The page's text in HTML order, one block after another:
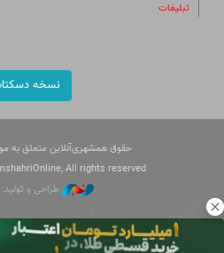
تبلیغات
نسخه
حقوق همشهری‌آنلاین متعلق
All rights reserved
طراحی و